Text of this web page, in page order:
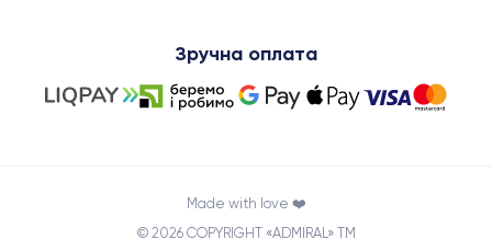
Зручна оплата
Made with love ❤️
© 2026 COPYRIGHT «ADMIRAL» TM